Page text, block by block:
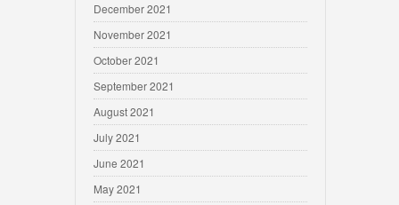
December 2021
November 2021
October 2021
September 2021
August 2021
July 2021
June 2021
May 2021